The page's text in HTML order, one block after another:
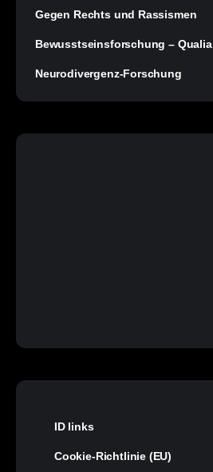
Gegen Rechts und Rassismen
Bewusstseinsforschung – Qualia
Neurodivergenz-Forschung
ID links
Cookie-Richtlinie (EU)